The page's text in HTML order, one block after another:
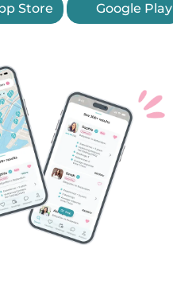
Store Google Play